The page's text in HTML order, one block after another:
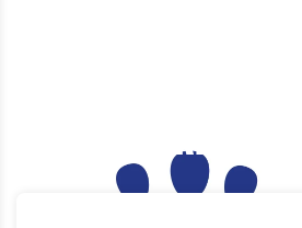
BETROKKENHEID